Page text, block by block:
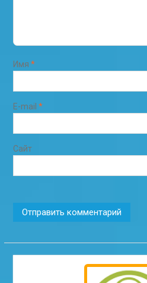
Имя *
E-mail *
Сайт